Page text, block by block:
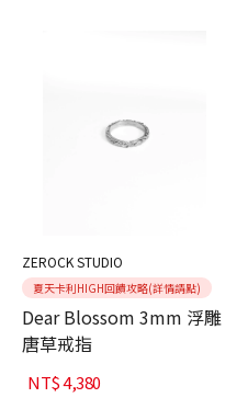
ZEROCK STUDIO
夏天卡利HIGH回饋攻略(詳情請點)
Dear Blossom 3mm 浮雕
唐草戒指
NT$4,380